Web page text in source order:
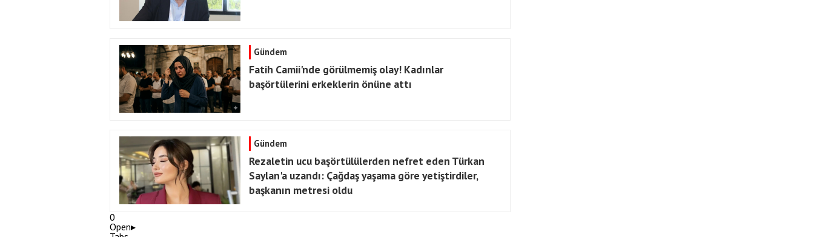
Gündem
Fatih Camii'nde görülmemiş olay! Kadınlar
başörtülerini erkeklerin önüne attı
Gündem
Rezaletin ucu başörtülülerden nefret eden Türkan
Saylan'a uzandı: Çağdaş yaşama göre yetiştirdiler,
başkanın metresi oldu
0
Open▸